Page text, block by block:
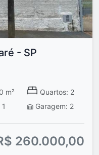
- SP
m²
Quartos: 2
Garagem: 2
260.000,00